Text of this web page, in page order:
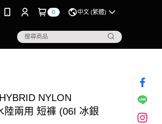
0 中文 (繁體)
NYLON
陸兩用 短褲 (06I 冰銀